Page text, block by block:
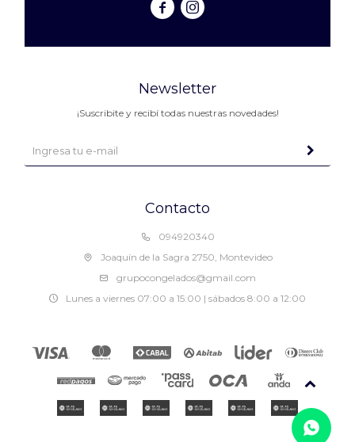
 
Contacto
094920340
Joaquín de la Sagra 2750, Montevideo
grupocongelados@gmail.com
Lunes a viernes 07:00 a 15:00 | sábados 8:00 a 12:00
Newsletter
¡Suscribite y recibí todas nuestras novedades!